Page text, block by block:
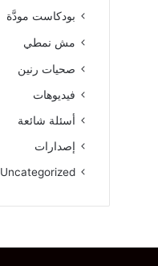
بودكاست مودَّة
مش نمطي
صحيات رنين
فيديوهات
أسئلة شائعة
إصدارات
Uncategorized